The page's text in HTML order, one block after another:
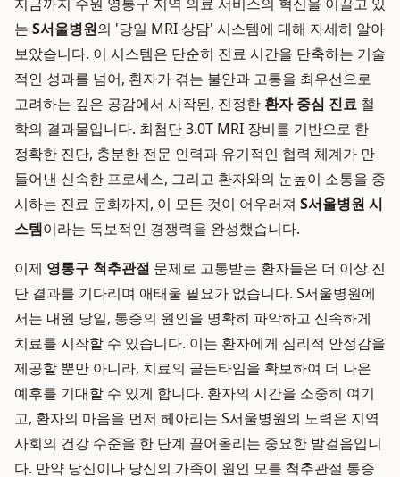
는 S서울병원의 '당일 MRI 상담' 시스템에 대해 자세히 알아
보았습니다. 이 시스템은 단순히 진료 시간을 단축하는 기술
적인 성과를 넘어, 환자가 겪는 불안과 고통을 최우선으로
고려하는 깊은 공감에서 시작된, 진정한 환자 중심 진료 철
학의 결과물입니다. 최첨단 3.0T MRI 장비를 기반으로 한
정확한 진단, 충분한 전문 인력과 유기적인 협력 체계가 만
들어낸 신속한 프로세스, 그리고 환자와의 눈높이 소통을 중
시하는 진료 문화까지, 이 모든 것이 어우러져 S서울병원 시
스템이라는 독보적인 경쟁력을 완성했습니다.
이제 영통구 척추관절 문제로 고통받는 환자들은 더 이상 진
단 결과를 기다리며 애태울 필요가 없습니다. S서울병원에
서는 내원 당일, 통증의 원인을 명확히 파악하고 신속하게
치료를 시작할 수 있습니다. 이는 환자에게 심리적 안정감을
제공할 뿐만 아니라, 치료의 골든타임을 확보하여 더 나은
예후를 기대할 수 있게 합니다. 환자의 시간을 소중히 여기
고, 환자의 마음을 먼저 헤아리는 S서울병원의 노력은 지역
사회의 건강 수준을 한 단계 끌어올리는 중요한 발걸음입니
다. 만약 당신이나 당신의 가족이 원인 모를 척추관절 통증